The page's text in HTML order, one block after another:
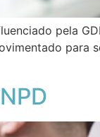
pela
para